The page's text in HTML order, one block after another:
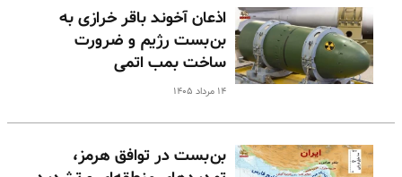
اذعان آخوند باقر خرازی به
بن‌بست رژیم و ضرورت
ساخت بمب اتمی
۱۴ مرداد ۱۴۰۵
بن‌بست در توافق هرمز،